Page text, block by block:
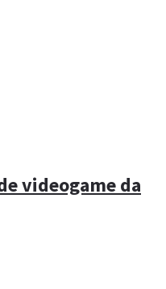
videogame da